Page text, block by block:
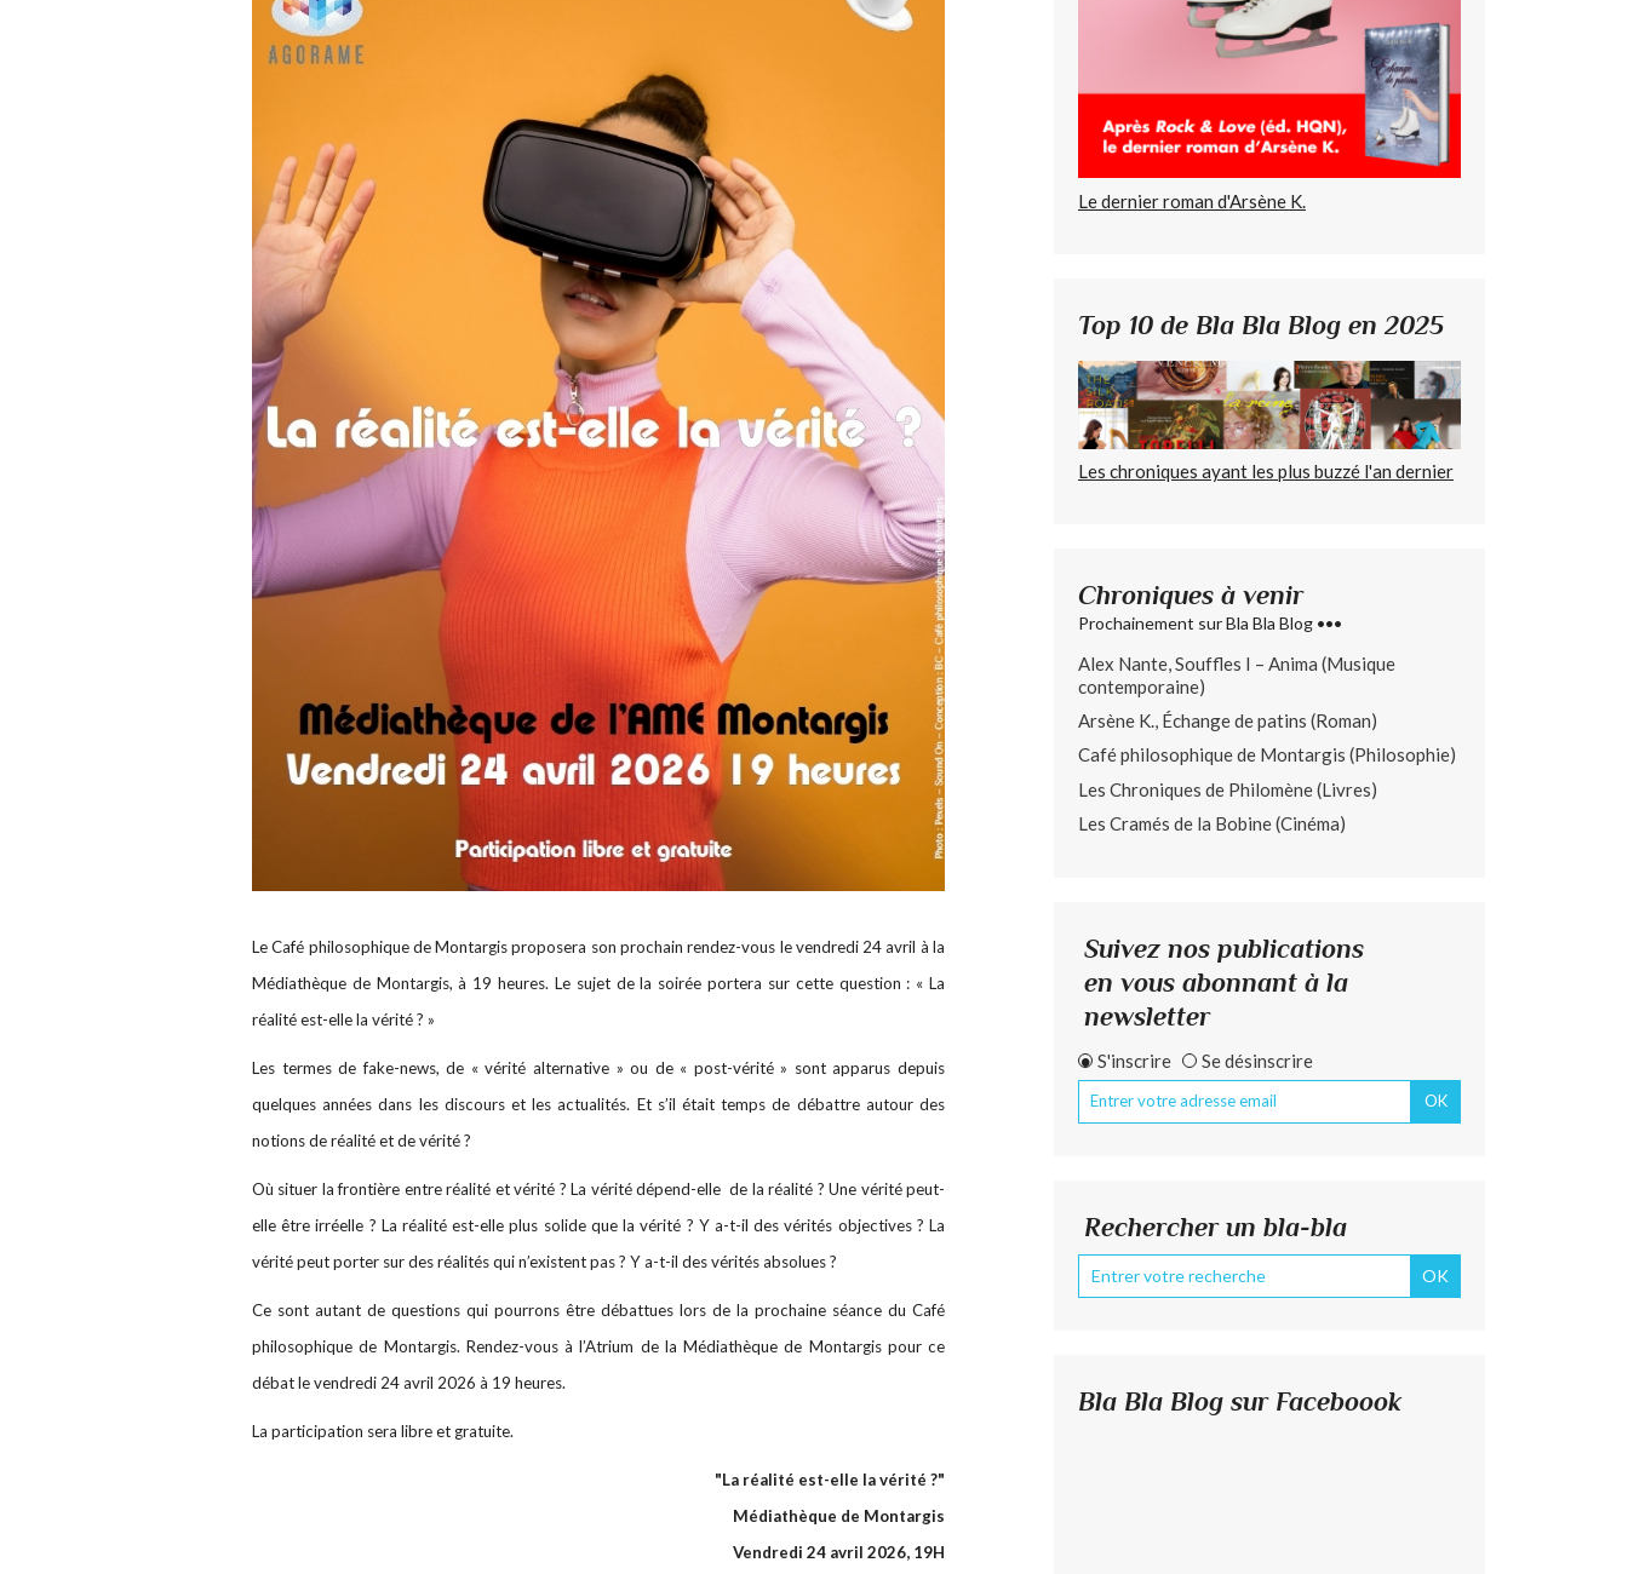
Le Café philosophique de Montargis proposera son prochain rendez-vous le vendredi 24 avril à la
Médiathèque de Montargis, à 19 heures. Le sujet de la soirée portera sur cette question : « La
réalité est-elle la vérité ? »
Les termes de fake-news, de « vérité alternative » ou de « post-vérité » sont apparus depuis
quelques années dans les discours et les actualités. Et s’il était temps de débattre autour des
notions de réalité et de vérité ?
Où situer la frontière entre réalité et vérité ? La vérité dépend-elle de la réalité ? Une vérité peut-
elle être irréelle ? La réalité est-elle plus solide que la vérité ? Y a-t-il des vérités objectives ? La
vérité peut porter sur des réalités qui n’existent pas ? Y a-t-il des vérités absolues ?
Ce sont autant de questions qui pourrons être débattues lors de la prochaine séance du Café
philosophique de Montargis. Rendez-vous à l’Atrium de la Médiathèque de Montargis pour ce
débat le vendredi 24 avril 2026 à 19 heures.
La participation sera libre et gratuite.
"La réalité est-elle la vérité ?"
Médiathèque de Montargis
Vendredi 24 avril 2026, 19H
Le dernier roman d'Arsène K.
Top 10 de Bla Bla Blog en 2025
Les chroniques ayant les plus buzzé l'an dernier
Chroniques à venir
Prochainement sur Bla Bla Blog •••
Alex Nante, Souffles I – Anima (Musique
contemporaine)
Arsène K., Échange de patins (Roman)
Café philosophique de Montargis (Philosophie)
Les Chroniques de Philomène (Livres)
Les Cramés de la Bobine (Cinéma)
Suivez nos publications
en vous abonnant à la
newsletter
S'inscrire Se désinscrire
Rechercher un bla-bla
Bla Bla Blog sur Faceboook